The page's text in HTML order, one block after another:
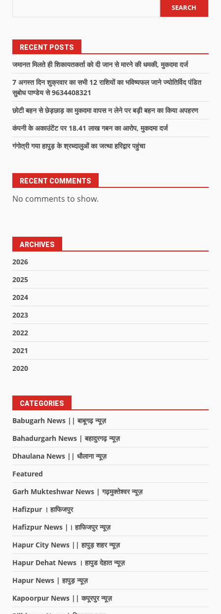
SEARCH
RECENT POSTS
जमानत मिलते ही शिकायतकर्ता को दी जान से मारने की धमकी, मुकदमा दर्ज
7 अगस्त दिन शुक्रवार का सभी 12 राशियों का भविष्यफल जाने ज्योतिर्विद पंडित
सुबोध पाण्डेय से 9634408321
छोटी बहन से छेड़छाड़ का मुकदमा वापस न लेने पर बड़ी बहन का किया अपहरण
कंपनी के अकाउंटेंट पर 18.41 लाख गबन का आरोप, मुकदमा दर्ज
गंगोत्री गया हापुड़ के श्रध्दालुओं का जत्था हरिद्वार पहुंचा
RECENT COMMENTS
No comments to show.
ARCHIVES
2026
2025
2024
2023
2022
2021
2020
CATEGORIES
Babugarh News || बाबूगढ़ न्यूज़
Bahadurgarh News | बहादुरगढ़ न्यूज़
Dhaulana News || धौलाना न्यूज़
Featured
Garh Mukteshwar News | गढ़मुक्तेश्वर न्यूज़
Hafizpur । हाफिजपुर
Hafizpur News |। हाफिजपुर न्यूज़
Hapur City News || हापुड़ शहर न्यूज़
Hapur Dehat News । हापुड देहात न्यूज़
Hapur News | हापुड़ न्यूज़
Kapoorpur News || कपूरपुर न्यूज़